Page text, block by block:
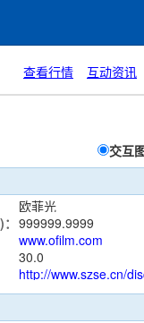
查看行情 互动资讯
交互
欧菲光
999999.9999
www.ofilm.com
30.0